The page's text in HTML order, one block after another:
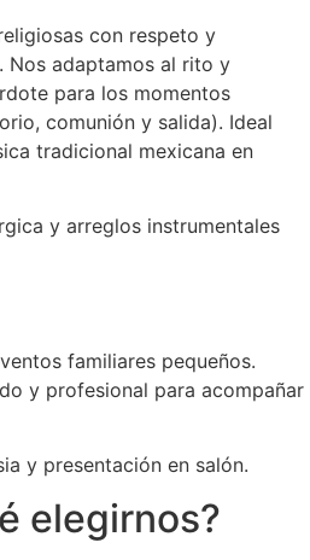
con respeto y
Nos adaptamos al rito y
para los momentos
comunión y salida). Ideal
tradicional mexicana en
y arreglos instrumentales
familiares pequeños.
y profesional para acompañar
y presentación en salón.
elegirnos?